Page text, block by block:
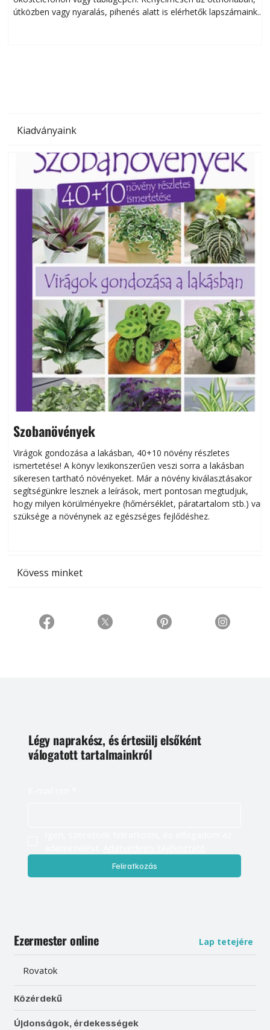
útközben vagy nyaralás, pihenés alatt is elérhetők lapszámaink.
Kiadványaink
Szobanövények
Virágok gondozása a lakásban, 40+10 növény részletes
ismertetése! A könyv lexikonszerűen veszi sorra a lakásban
sikeresen tart­ha­tó növényeket. Már a növény kiválasztásakor
segítségünkre lesznek a leírások, mert pontosan megtudjuk,
hogy milyen körülményekre (hőmérséklet, páratartalom stb.) van
szüksége a növénynek az egészséges fejlődéshez.
Kövess minket
Légy naprakész, és értesülj elsőként
válogatott tartalmainkról
Feliratkozás
Ezermester online Lap tetejére
Rovatok
Közérdekű
Újdonságok, érdekességek